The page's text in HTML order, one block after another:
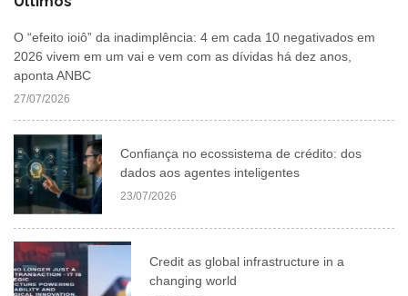
O “efeito ioiô” da inadimplência: 4 em cada 10 negativados em
2026 vivem em um vai e vem com as dívidas há dez anos,
aponta ANBC
27/07/2026
Confiança no ecossistema de crédito: dos
dados aos agentes inteligentes
23/07/2026
Credit as global infrastructure in a
changing world